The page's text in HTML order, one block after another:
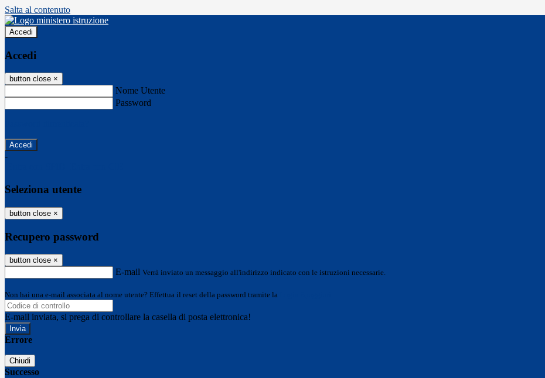
Salta al contenuto
Accedi
Accedi
button close ×
Nome Utente
Password
-
Seleziona utente
button close ×
Recupero password
button close ×
E-mail Verrà inviato un messaggio all'indirizzo indicato con le istruzioni necessarie.
Non hai una e-mail associata al nome utente? Effettua il reset della password tramite la
E-mail inviata, si prega di controllare la casella di posta elettronica!
Errore
Chiudi
Successo